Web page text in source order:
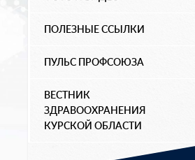
ПОЛЕЗНЫЕ ССЫЛКИ
ПУЛЬС ПРОФСОЮЗА
ВЕСТНИК
ЗДРАВООХРАНЕНИЯ
КУРСКОЙ ОБЛАСТИ